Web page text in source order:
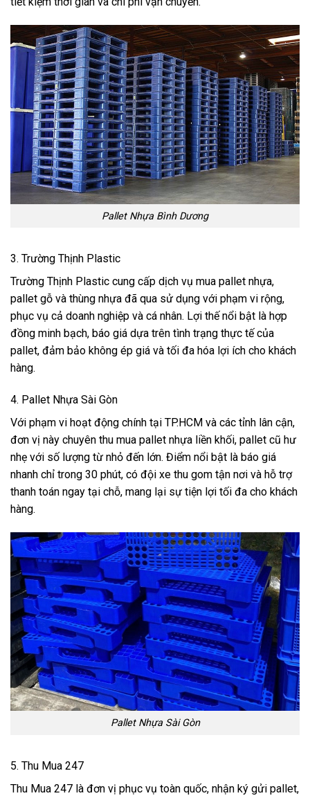
Pallet Nhựa Bình Dương
3. Trường Thịnh Plastic
Trường Thịnh Plastic cung cấp dịch vụ mua pallet nhựa,
pallet gỗ và thùng nhựa đã qua sử dụng với phạm vi rộng,
phục vụ cả doanh nghiệp và cá nhân. Lợi thế nổi bật là hợp
đồng minh bạch, báo giá dựa trên tình trạng thực tế của
pallet, đảm bảo không ép giá và tối đa hóa lợi ích cho khách
hàng.
4. Pallet Nhựa Sài Gòn
Với phạm vi hoạt động chính tại TP.HCM và các tỉnh lân cận,
đơn vị này chuyên thu mua pallet nhựa liền khối, pallet cũ hư
nhẹ với số lượng từ nhỏ đến lớn. Điểm nổi bật là báo giá
nhanh chỉ trong 30 phút, có đội xe thu gom tận nơi và hỗ trợ
thanh toán ngay tại chỗ, mang lại sự tiện lợi tối đa cho khách
hàng.
Pallet Nhựa Sài Gòn
5. Thu Mua 247
Thu Mua 247 là đơn vị phục vụ toàn quốc, nhận ký gửi pallet,